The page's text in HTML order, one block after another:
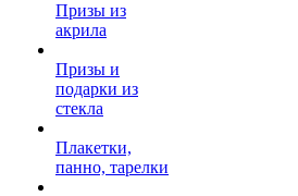
Призы из
акрила
Призы и
подарки из
стекла
Плакетки,
панно, тарелки